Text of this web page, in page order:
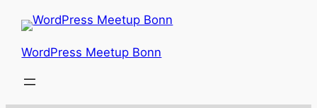
Inhalt
springen
WordPress Meetup Bonn